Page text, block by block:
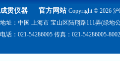
成贯仪器 官方网站 Copyright © 2026 沪
地址：中国 上海市 宝山区陆翔路111弄(绿地
电话：021-54286005 传真：021-54286005-8002